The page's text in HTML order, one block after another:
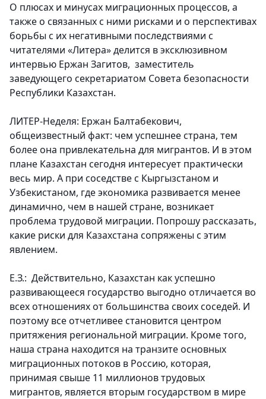
О плюсах и минусах миграционных процессов, а
также о связанных с ними рисками и о перспективах
борьбы с их негативными последствиями c
читателями «Литера» делится в эксклюзивном
интервью Ержан Загитов, заместитель
заведующего секретариатом Совета безопасности
Республики Казахстан.
ЛИТЕР-Неделя: Ержан Балтабекович,
общеизвестный факт: чем успешнее страна, тем
более она привлекательна для мигрантов. И в этом
плане Казахстан сегодня интересует практически
весь мир. А при соседстве с Кыргызстаном и
Узбекистаном, где экономика развивается менее
динамично, чем в нашей стране, возникает
проблема трудовой миграции. Попрошу рассказать,
какие риски для Казахстана сопряжены с этим
явлением.
Е.З.: Действительно, Казахстан как успешно
развивающееся государство выгодно отличается во
всех отношениях от большинства своих соседей. И
поэтому все отчетливее становится центром
притяжения региональной миграции. Кроме того,
наша страна находится на транзите основных
миграционных потоков в Россию, которая,
принимая свыше 11 миллионов трудовых
мигрантов, является вторым государством в мире